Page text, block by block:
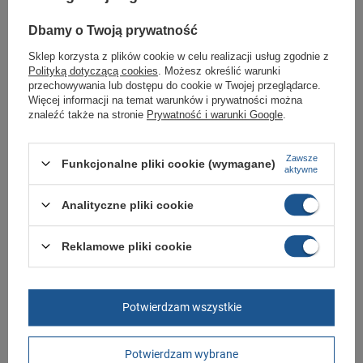
Butomania.pl
Buty sportowe od Aku w standardowym rozmiarze 38.
Zobacz jakie rozmiary są dostępne.
Sklep Butomania.pl to największy wybór obuwia sportowego dla całej
Twojej rodziny.
Kupując w naszym sklepie internetowym masz gwarancję, że towar jest
W ciągu 30 dni możesz dokonać zwrotu bądź wymiany towaru bez
podania przyczyny.
Marka Aku
Materiał zewnętrzny skóra ekologiczna
Zapięcie sznurowane
Długość towaru w
30
Dbamy o Twoją prywatność
Sklep korzysta z plików cookie w celu realizacji usług zgodnie z
Polityką dotyczącą cookies . Możesz określić warunki
przechowywania lub dostępu do cookie w Twojej przeglądarce.
Więcej informacji na temat warunków i prywatności można
znaleźć także na stronie Prywatność i warunki Google
Funkcjonalne pliki cookie (wymagane)
Zawsze
aktywne
Analityczne pliki cookie
Reklamowe pliki cookie
Potwierdzam wybrane
Potwierdzam wszystkie